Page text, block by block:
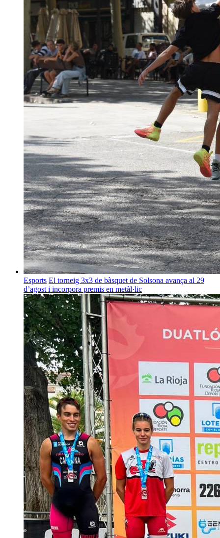
Esports El torneig 3x3 de bàsquet de Solsona avança al 29
d’agost i incorpora premis en metàl·lic